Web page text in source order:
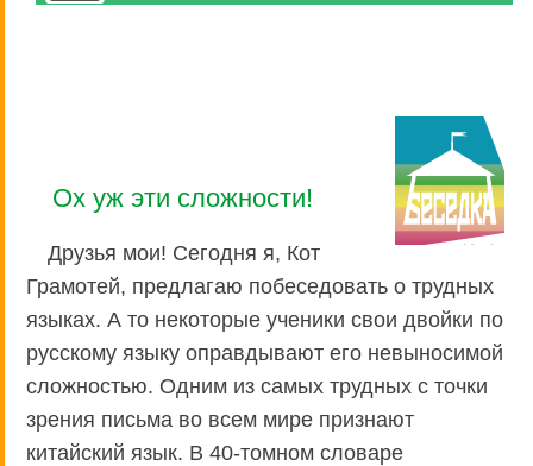
Ох уж эти сложности!
Друзья мои! Сегодня я, Кот
Грамотей, предлагаю побеседовать о трудных
языках. А то некоторые ученики свои двойки по
русскому языку оправдывают его невыносимой
сложностью. Одним из самых трудных с точки
зрения письма во всем мире признают
китайский язык. В 40-томном словаре